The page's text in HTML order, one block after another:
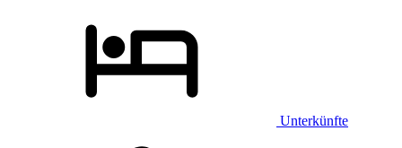
Unterkünfte